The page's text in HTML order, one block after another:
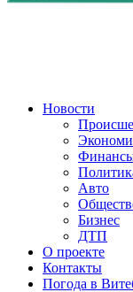
Новости
Авто
Бизнес
ДТП
О проекте
Контакты
Погода в